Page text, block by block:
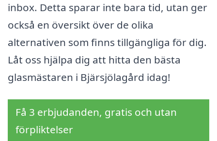
inbox. Detta sparar inte bara tid, utan ger
också en översikt över de olika
alternativen som finns tillgängliga för dig.
Låt oss hjälpa dig att hitta den bästa
glasmästaren i Bjärsjölagård idag!
Få 3 erbjudanden, gratis och utan
förpliktelser